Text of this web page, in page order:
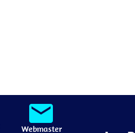
Webmaster
mail